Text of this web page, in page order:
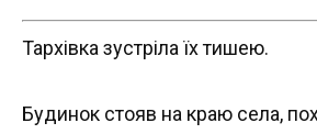
Тархівка зустріла їх тишею.
Будинок стояв на краю села,